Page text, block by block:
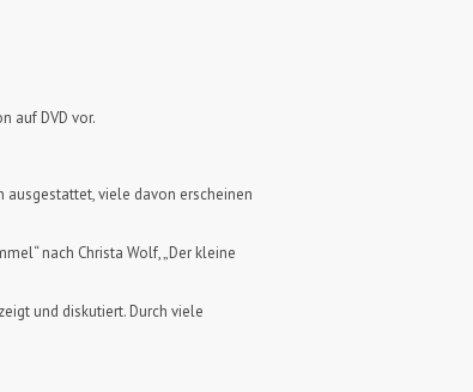
auf DVD vor.
viele davon erscheinen
nach Christa Wolf, „Der kleine
und diskutiert. Durch viele